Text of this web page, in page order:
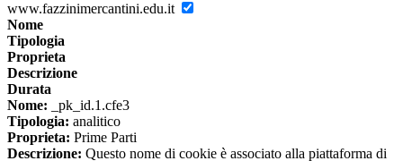
www.fazzinimercantini.edu.it
Nome
Tipologia
Proprieta
Descrizione
Durata
Nome: _pk_id.1.cfe3
Tipologia: analitico
Proprieta: Prime Parti
Descrizione: Questo nome di cookie è associato alla piattaforma di